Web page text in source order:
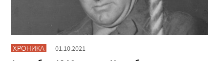
ХРОНИКА 01.10.2021